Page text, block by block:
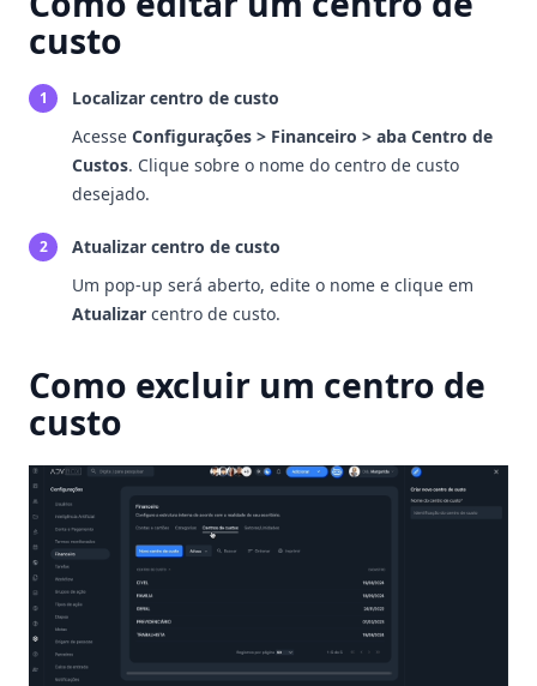
custo
1
Localizar centro de custo
Acesse Configurações > Financeiro > aba Centro de
Custos. Clique sobre o nome do centro de custo
desejado.
2
Atualizar centro de custo
Um pop-up será aberto, edite o nome e clique em
Atualizar centro de custo.
Como excluir um centro de
custo